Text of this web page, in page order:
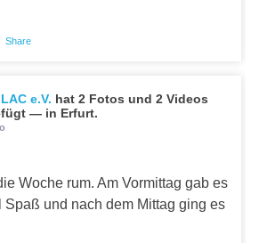
Share
e.V. hat 2 Fotos und 2 Videos
— in Erfurt.
Woche rum. Am Vormittag gab es
Spaß und nach dem Mittag ging es